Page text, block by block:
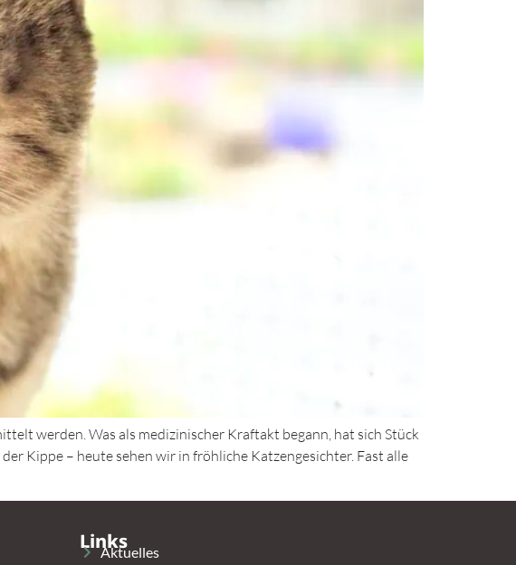
werden. Was als medizinischer Kraftakt begann, hat sich Stück
Kippe – heute sehen wir in fröhliche Katzengesichter. Fast alle
Links
Aktuelles